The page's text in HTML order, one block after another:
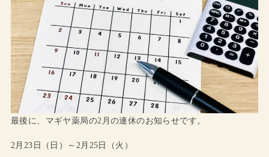
最後に、マギヤ薬局の2月の連休のお知らせです。
2月23日（日）～2月25日（火）